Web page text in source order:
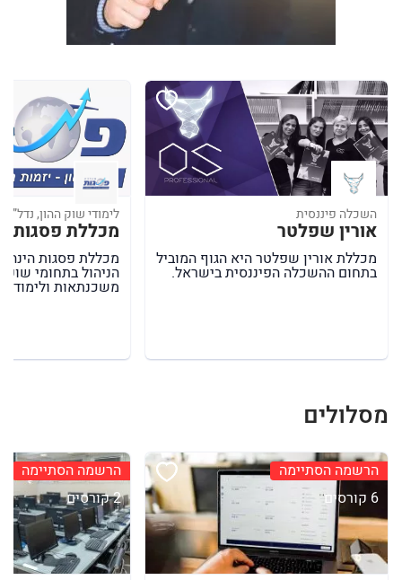
השכלה פיננסית
אורין שפלטר
מכללת אורין שפלטר היא הגוף המוביל
בתחום ההשכלה הפיננסית בישראל.
לימודי שוק ההון,
מכללת פסגות
מכללת פסגות הינה
הניהול בתחומי שוק
משכנתאות
מסלולים
הרשמה הסתיימה
6 קורסים
הרשמה הסתיימה
2 קורסים